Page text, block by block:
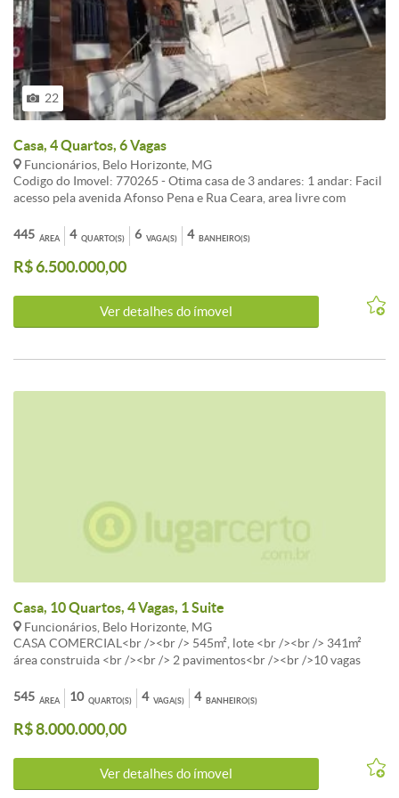
22
Casa, 4 Quartos, 6 Vagas
Funcionários, Belo Horizonte, MG
Codigo do Imovel: 770265 - Otima casa de 3 andares: 1 andar: Facil
acesso pela avenida Afonso Pena e Rua Ceara, area livre com
com varanda. Andar: salas amplas clara e arejada, algumas com
divisorias, auditorio e banheiros. Detalhes do imovel: | Frente |
Closet | Varanda / Sacada | Claro / Arejado | Hidromassagem |
Quarto Empregada | Churrasqueira | Varanda Detalhes gerais: |
Interfone | Portao Eletronico | Area Livre | Area Verde / Jardins |
ÁREA
445 QUARTO(S)
4 VAGA(S)
6 BANHEIRO(S)
4
R$ 6.500.000,00
Ver detalhes do ímovel
Casa, 10 Quartos, 4 Vagas, 1 Suite
Funcionários, Belo Horizonte, MG
CASA COMERCIAL<br /><br /> 545m², lote <br /><br /> 341m²
área construida <br /><br /> 2 pavimentos<br /><br />10 vagas
ÁREA
545 QUARTO(S)
10 VAGA(S)
4 BANHEIRO(S)
4
R$ 8.000.000,00
Ver detalhes do ímovel